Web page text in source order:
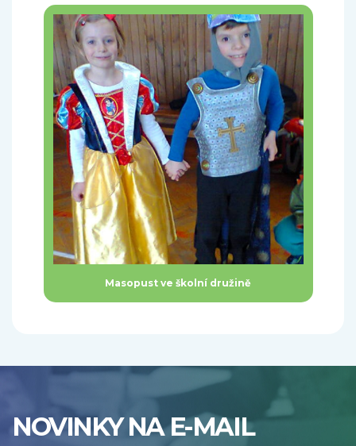
Masopust ve školní družině
NOVINKY NA E-MAIL